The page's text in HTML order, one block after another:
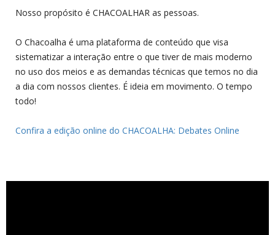
Nosso propósito é CHACOALHAR as pessoas.
O Chacoalha é uma plataforma de conteúdo que visa
sistematizar a interação entre o que tiver de mais moderno
no uso dos meios e as demandas técnicas que temos no dia
a dia com nossos clientes. É ideia em movimento. O tempo
todo!
Confira a edição online do CHACOALHA: Debates Online